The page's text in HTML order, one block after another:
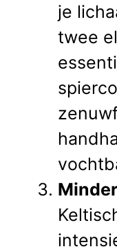
je
twee